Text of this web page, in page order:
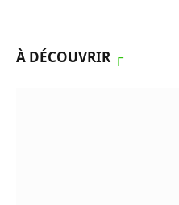
À DÉCOUVRIR ┌